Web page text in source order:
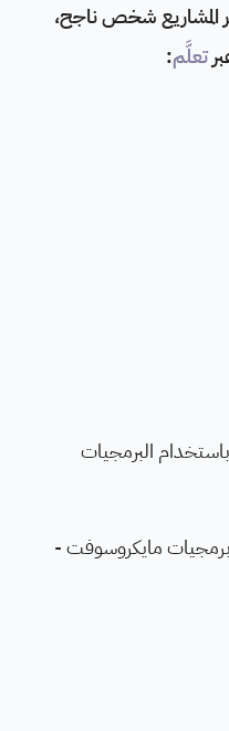
المشاريع شخص ناجح،
تعلَّم:
البرمجيات
مايكروسوفت -